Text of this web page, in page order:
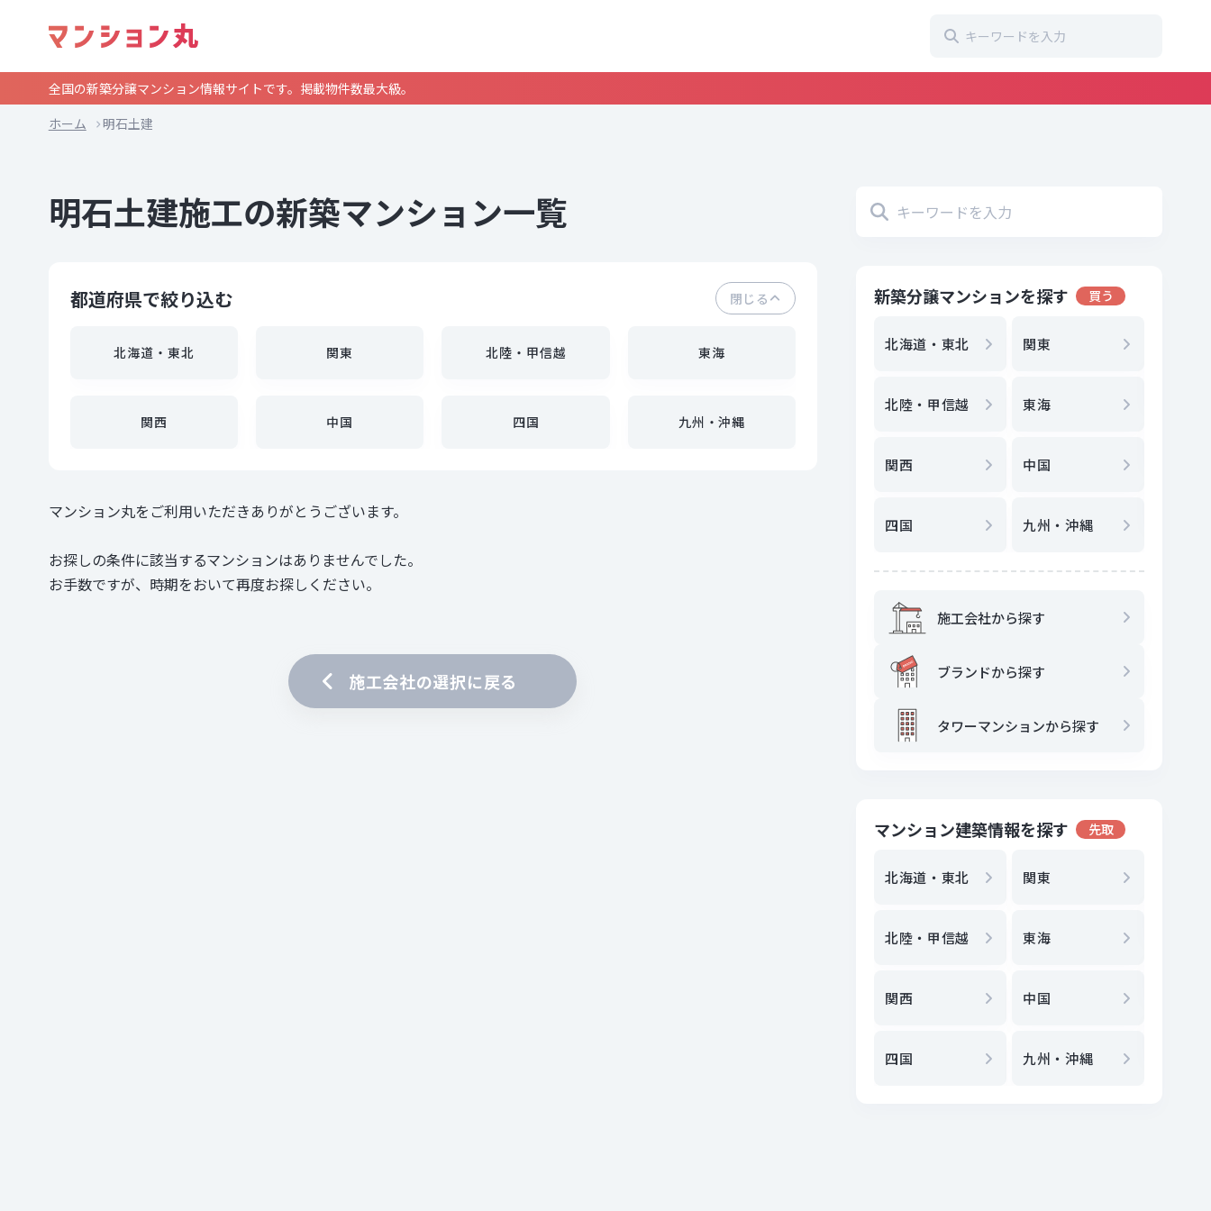
全国の新築分譲マンション情報サイトです。掲載物件数最大級。
ホーム
明石土建
明石土建施工の新築マンション一覧
閉じる
都道府県で絞り込む
北海道・東北 関東 北陸・甲信越 東海
関西 中国 四国 九州・沖縄
マンション丸をご利用いただきありがとうございます。
お探しの条件に該当するマンションはありませんでした。
お手数ですが、時期をおいて再度お探しください。
施工会社の選択に戻る
新築分譲マンションを探す 買う
北海道・東北 関東
北陸・甲信越 東海
関西 中国
四国 九州・沖縄
施工会社から探す
ブランドから探す
タワーマンションから探す
マンション建築情報を探す 先取
北海道・東北 関東
北陸・甲信越 東海
関西 中国
四国 九州・沖縄